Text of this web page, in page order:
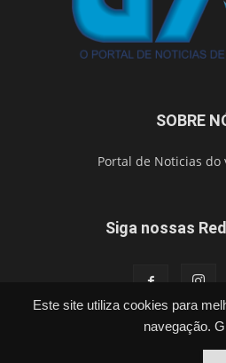
Este site utiliza cookies para
navegação.
SOBRE
Portal de Noticias do
Siga nossas